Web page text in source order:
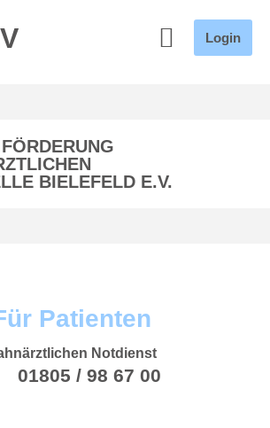
Login
BIELEFELD E.V.
Patienten
Notdienst
01805 / 98 67 00